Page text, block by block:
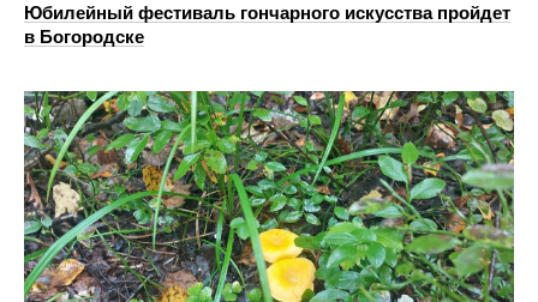
Юбилейный фестиваль гончарного искусства пройдет
в Богородске